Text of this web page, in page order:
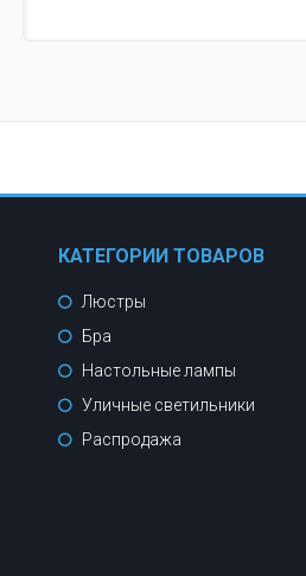
КАТЕГОРИИ ТОВАРОВ
Люстры
Бра
Настольные лампы
Уличные светильники
Распродажа